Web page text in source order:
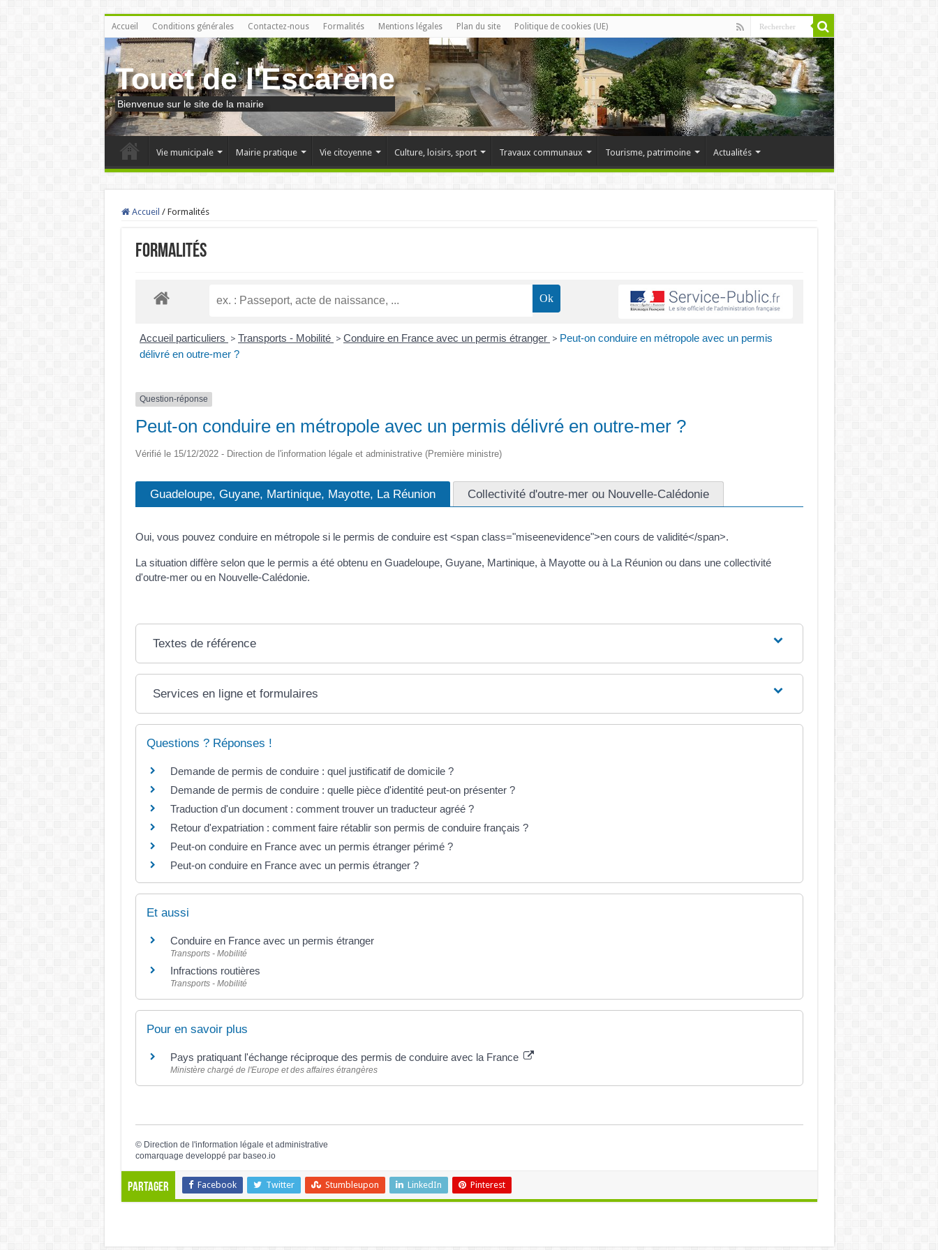
Accueil Conditions générales Contactez-nous Formalités Mentions légales Plan du site Politique de cookies (UE)
Touet de l'Escarène
Bienvenue sur le site de la mairie
Vie municipale Mairie pratique Vie citoyenne Culture, loisirs, sport Travaux communaux Tourisme, patrimoine Actualités
Accueil / Formalités
Formalités
Accueil particuliers > Transports - Mobilité > Conduire en France avec un permis étranger > Peut-on conduire en métropole avec un permis
délivré en outre-mer ?
Question-réponse
Peut-on conduire en métropole avec un permis délivré en outre-mer ?
Vérifié le 15/12/2022 - Direction de l'information légale et administrative (Première ministre)
Guadeloupe, Guyane, Martinique, Mayotte, La Réunion Collectivité d'outre-mer ou Nouvelle-Calédonie
Oui, vous pouvez conduire en métropole si le permis de conduire est <span class="miseenevidence">en cours de validité</span>.
La situation diffère selon que le permis a été obtenu en Guadeloupe, Guyane, Martinique, à Mayotte ou à La Réunion ou dans une collectivité
d'outre-mer ou en Nouvelle-Calédonie.
Textes de référence
Services en ligne et formulaires
Questions ? Réponses !
Demande de permis de conduire : quel justificatif de domicile ?
Demande de permis de conduire : quelle pièce d'identité peut-on présenter ?
Traduction d'un document : comment trouver un traducteur agréé ?
Retour d'expatriation : comment faire rétablir son permis de conduire français ?
Peut-on conduire en France avec un permis étranger périmé ?
Peut-on conduire en France avec un permis étranger ?
Et aussi
Conduire en France avec un permis étranger
Transports - Mobilité
Infractions routières
Transports - Mobilité
Pour en savoir plus
Pays pratiquant l'échange réciproque des permis de conduire avec la France
Ministère chargé de l'Europe et des affaires étrangères
© Direction de l'information légale et administrative
comarquage developpé par baseo.io
Partager Facebook Twitter Stumbleupon LinkedIn Pinterest